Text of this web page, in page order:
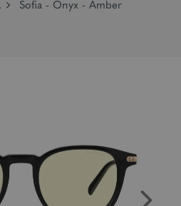
Sofia - Onyx - Amber